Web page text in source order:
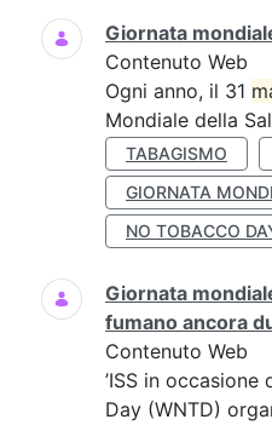
Giornata
Contenuto Web
Ogni anno, il 31
Mondiale della
TABAGISMO
GIORNATA
NO TOBACCO
Giornata
fumano ancora
Contenuto Web
’ISS in
Day (WNTD)